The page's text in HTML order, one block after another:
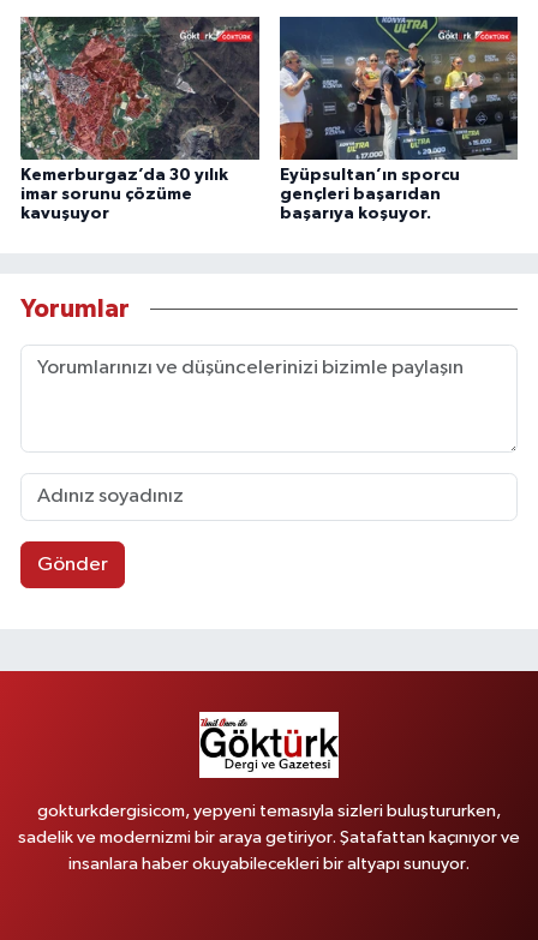
Kemerburgaz’da 30 yılık
imar sorunu çözüme
kavuşuyor
Eyüpsultan’ın sporcu
gençleri başarıdan
başarıya koşuyor.
Yorumlar
Gönder
gokturkdergisicom, yepyeni temasıyla sizleri buluştururken,
sadelik ve modernizmi bir araya getiriyor. Şatafattan kaçınıyor ve
insanlara haber okuyabilecekleri bir altyapı sunuyor.